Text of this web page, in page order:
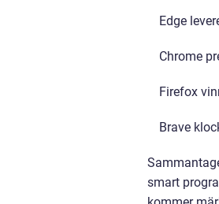
Edge
Chrome
Firefox
Brave
smart